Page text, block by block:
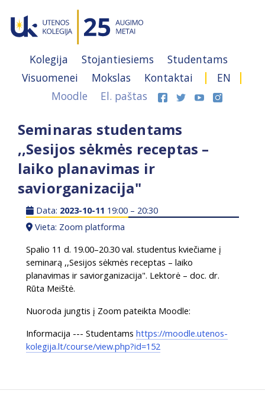
Kolegija Stojantiesiems
Studentams
Visuomenei
Mokslas Kontaktai
EN
Moodle
El. paštas
Seminaras studentams
,,Sesijos sėkmės receptas –
laiko planavimas ir
saviorganizacija"
Data: 2023-10-11 19:00 – 20:30
Vieta: Zoom platforma
Spalio 11 d. 19.00–20.30 val. studentus kviečiame į
seminarą ,,Sesijos sėkmės receptas – laiko
planavimas ir saviorganizacija". Lektorė – doc. dr.
Rūta Meištė.
Nuoroda jungtis į Zoom pateikta Moodle:
Informacija --- Studentamshttps://moodle.utenos-
kolegija.lt/course/view.php?id=152